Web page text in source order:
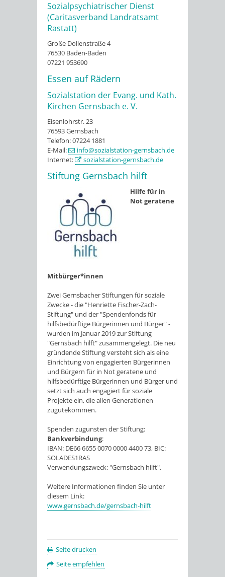
Sozialpsychiatrischer Dienst
(Caritasverband Landratsamt
Rastatt)
Große Dollenstraße 4
76530 Baden-Baden
07221 953690
Essen auf Rädern
Sozialstation der Evang. und Kath.
Kirchen Gernsbach e. V.
Eisenlohrstr. 23
76593 Gernsbach
Telefon: 07224 1881
E-Mail:
info@sozialstation-gernsbach.de
Internet:
sozialstation-gernsbach.de
Stiftung Gernsbach hilft
Hilfe für in
Not geratene
Mitbürger*innen
Zwei Gernsbacher Stiftungen für soziale
Zwecke - die "Henriette Fischer-Zach-
Stiftung" und der "Spendenfonds für
hilfsbedürftige Bürgerinnen und Bürger" -
wurden im Januar 2019 zur Stiftung
"Gernsbach hilft" zusammengelegt. Die neu
gründende Stiftung versteht sich als eine
Einrichtung von engagierten Bürgerinnen
und Bürgern für in Not geratene und
hilfsbedürftige Bürgerinnen und Bürger und
setzt sich auch engagiert für soziale
Projekte ein, die allen Generationen
zugutekommen.
Spenden zugunsten der Stiftung:
Bankverbindung:
IBAN: DE66 6655 0070 0000 4400 73, BIC:
SOLADES1RAS
Verwendungszweck: "Gernsbach hilft".
Weitere Informationen finden Sie unter
diesem Link:
www.gernsbach.de/gernsbach-hilft
Seite drucken
Seite empfehlen